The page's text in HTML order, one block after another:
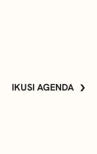
IKUSI AGENDA